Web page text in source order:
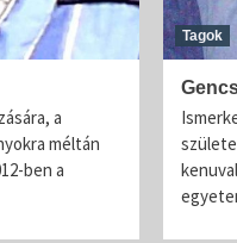
a
méltán
ben a
Tagok
Magyarországon,
jellemző a
a 16-17.